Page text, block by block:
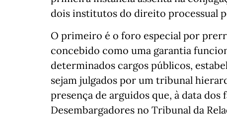
dois institutos do direito processual
O primeiro é o foro especial por
concebido como uma garantia
determinados cargos públicos,
sejam julgados por um tribunal
presença de arguidos que, à data
Desembargadores no Tribunal da